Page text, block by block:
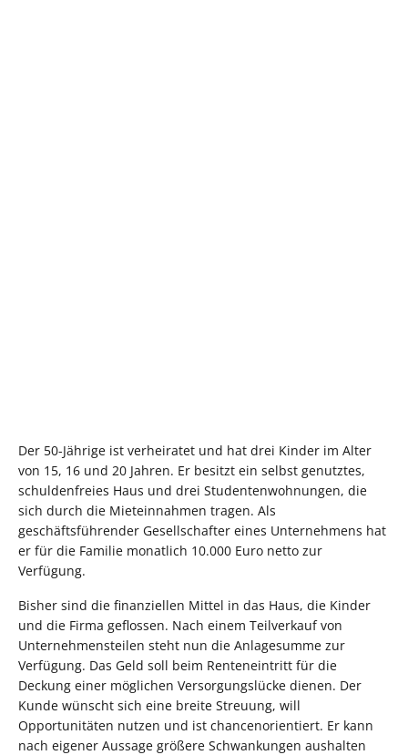
Der 50-Jährige ist verheiratet und hat drei Kinder im Alter
von 15, 16 und 20 Jahren. Er besitzt ein selbst genutztes,
schuldenfreies Haus und drei Studentenwohnungen, die
sich durch die Mieteinnahmen tragen. Als
geschäftsführender Gesellschafter eines Unternehmens hat
er für die Familie monatlich 10.000 Euro netto zur
Verfügung.
Bisher sind die finanziellen Mittel in das Haus, die Kinder
und die Firma geflossen. Nach einem Teilverkauf von
Unternehmensteilen steht nun die Anlagesumme zur
Verfügung. Das Geld soll beim Renteneintritt für die
Deckung einer möglichen Versorgungslücke dienen. Der
Kunde wünscht sich eine breite Streuung, will
Opportunitäten nutzen und ist chancenorientiert. Er kann
nach eigener Aussage größere Schwankungen aushalten